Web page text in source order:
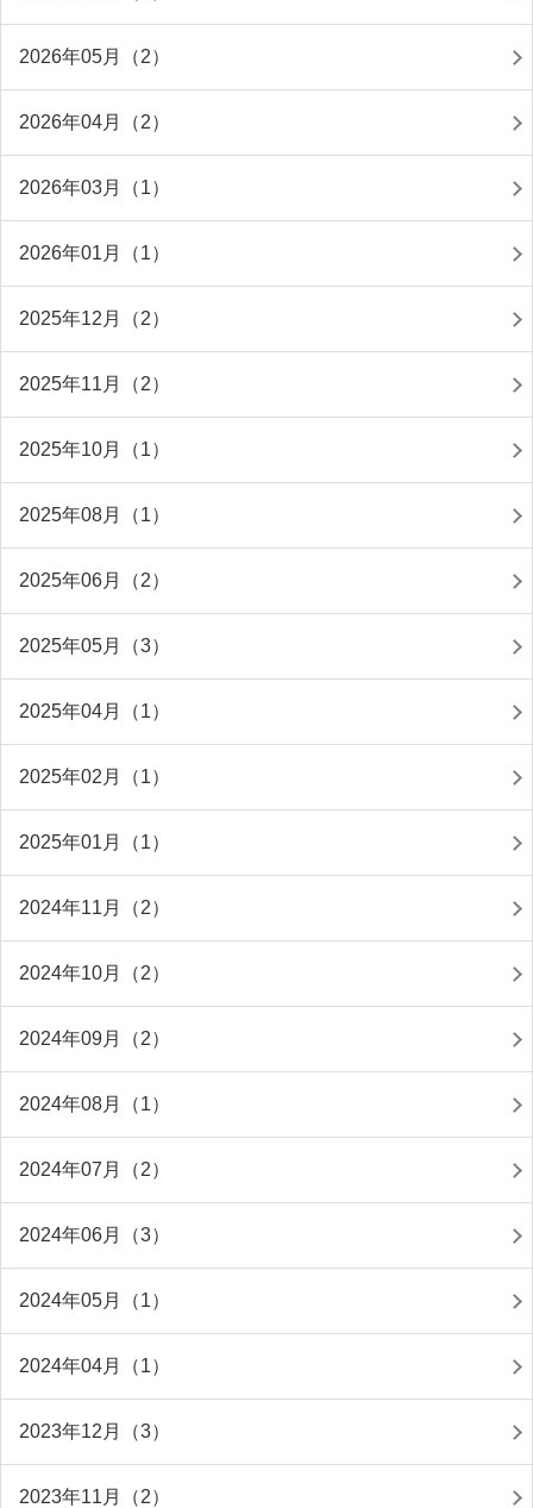
2026年05月（2）
2026年04月（2）
2026年03月（1）
2026年01月（1）
2025年12月（2）
2025年11月（2）
2025年10月（1）
2025年08月（1）
2025年06月（2）
2025年05月（3）
2025年04月（1）
2025年02月（1）
2025年01月（1）
2024年11月（2）
2024年10月（2）
2024年09月（2）
2024年08月（1）
2024年07月（2）
2024年06月（3）
2024年05月（1）
2024年04月（1）
2023年12月（3）
2023年11月（2）